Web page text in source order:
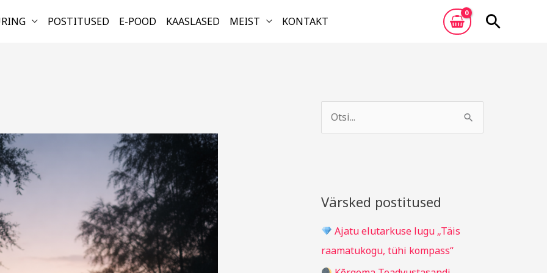
POSTITUSED E-POOD KAASLASED MEIST KONTAKT Otsi
c
f
o
Värsked postitused
Ajatu elutarkuse lugu „Täis
raamatukogu, tühi kompass“
h
b
g
i
d